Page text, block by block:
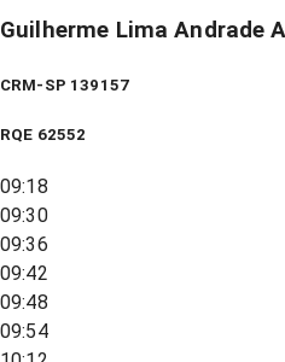
Guilherme Lima Andrade
CRM-SP 139157
RQE 62552
09:18
09:30
09:36
09:42
09:48
09:54